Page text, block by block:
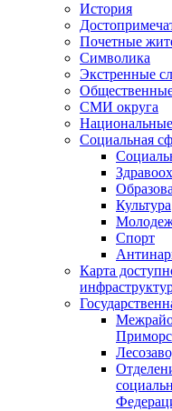
История
Почетные
Символика
Экстренные
СМИ округа
Социальная
Культура
Спорт
Карта